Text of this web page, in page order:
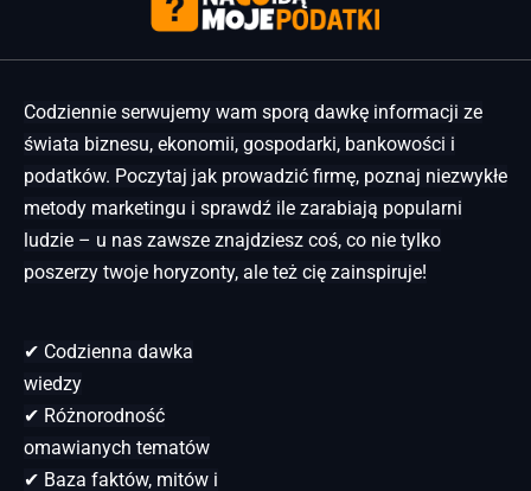
Codziennie serwujemy wam sporą dawkę informacji ze
świata biznesu, ekonomii, gospodarki, bankowości i
podatków. Poczytaj jak prowadzić firmę, poznaj niezwykłe
metody marketingu i sprawdź ile zarabiają popularni
ludzie – u nas zawsze znajdziesz coś, co nie tylko
poszerzy twoje horyzonty, ale też cię zainspiruje!
✔ Codzienna dawka
wiedzy
✔ Różnorodność
omawianych tematów
✔ Baza faktów, mitów i